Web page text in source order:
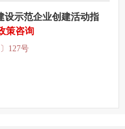
设示范企业创建活动指
策咨询
127号